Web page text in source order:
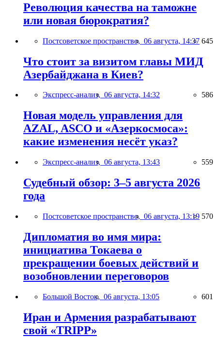
Революция качества на таможне
или новая бюрократия?
Постсоветское пространство, 06 августа, 14:37 645
Что стоит за визитом главы МИД
Азербайджана в Киев?
Экспресс-анализ, 06 августа, 14:32 586
Новая модель управления для
AZAL, ASCO и «Азеркосмоса»:
какие изменения несёт указ?
Экспресс-анализ, 06 августа, 13:43 559
Судебный обзор: 3–5 августа 2026
года
Постсоветское пространство, 06 августа, 13:19 570
Дипломатия во имя мира:
инициатива Токаева о
прекращении боевых действий и
возобновлении переговоров
Большой Восток, 06 августа, 13:05 601
Иран и Армения разрабатывают
свой «TRIPP»